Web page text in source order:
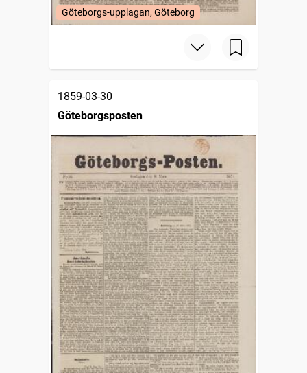
Göteborgs-upplagan, Göteborg
1859-03-30
Göteborgsposten